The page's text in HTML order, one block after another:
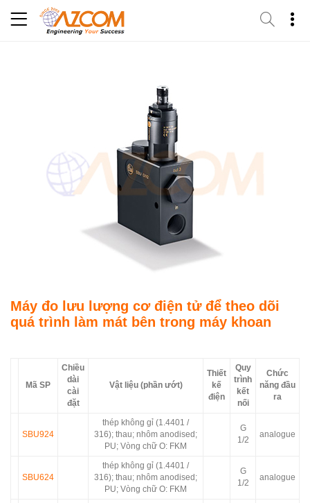
Máy đo lưu lượng cơ điện tử để theo dõi
quá trình làm mát bên trong máy khoan
Mã SP
Chiều
dài
cài
đặt
Vật liệu (phần ướt)
Thiết
kế
điện
Quy
trình
kết
nối
Chức
năng đầu
ra
SBU924
thép không gỉ (1.4401 /
316); thau; nhôm anodised;
PU; Vòng chữ O: FKM
G
1/2
analogue
SBU624
thép không gỉ (1.4401 /
316); thau; nhôm anodised;
PU; Vòng chữ O: FKM
G
1/2
analogue